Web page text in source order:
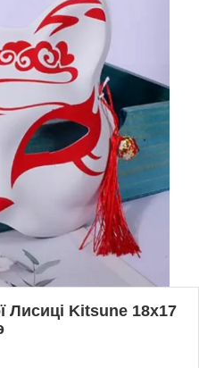
Лисиці Kitsune 18х17